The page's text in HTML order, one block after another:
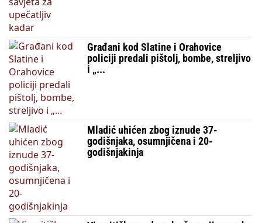
Građani kod Slatine i Orahovice
policiji predali pištolj, bombe, streljivo
i „...
Mladić uhićen zbog iznude 37-
godišnjaka, osumnjičena i 20-
godišnjakinja